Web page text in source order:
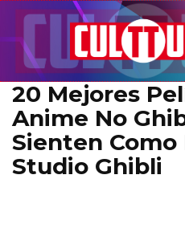
20 Mejores
Anime No
Sienten Como
Studio Ghibli